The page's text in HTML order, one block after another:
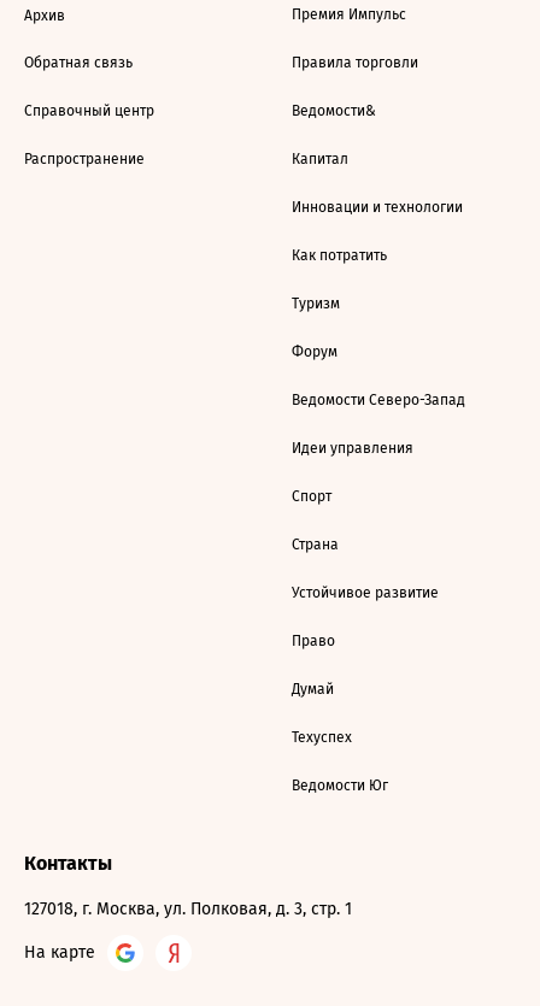
Архив
Обратная связь
Справочный центр
Распространение
Премия Импульс
Правила торговли
Ведомости&
Капитал
Инновации и технологии
Как потратить
Туризм
Форум
Ведомости Северо-Запад
Идеи управления
Спорт
Страна
Устойчивое развитие
Право
Думай
Техуспех
Ведомости Юг
Контакты
127018, г. Москва, ул. Полковая, д. 3, стр. 1
На карте